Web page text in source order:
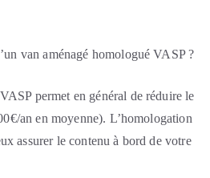
van aménagé homologué VASP ?
permet en général de réduire le
an en moyenne). L’homologation
assurer le contenu à bord de votre